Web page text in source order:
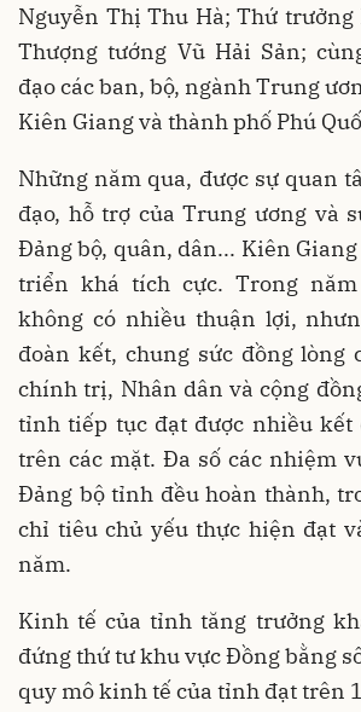
Nguyễn Thị Thu Hà; Thứ trưởng
Thượng tướng Vũ Hải Sản;
đạo các ban, bộ, ngành Trung
Kiên Giang và thành phố Phú
Những năm qua, được sự quan
đạo, hỗ trợ của Trung ương và
Đảng bộ, quân, dân... Kiên
triển khá tích cực. Trong
không có nhiều thuận lợi,
đoàn kết, chung sức đồng lòng
chính trị, Nhân dân và cộng
tỉnh tiếp tục đạt được nhiều kết
trên các mặt. Đa số các nhiệm
Đảng bộ tỉnh đều hoàn thành,
chỉ tiêu chủ yếu thực hiện đạt
năm.
Kinh tế của tỉnh tăng trưởng
đứng thứ tư khu vực Đồng bằng
quy mô kinh tế của tỉnh đạt trên